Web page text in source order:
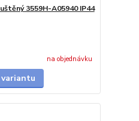
3559H-A05940 IP44
na objednávku